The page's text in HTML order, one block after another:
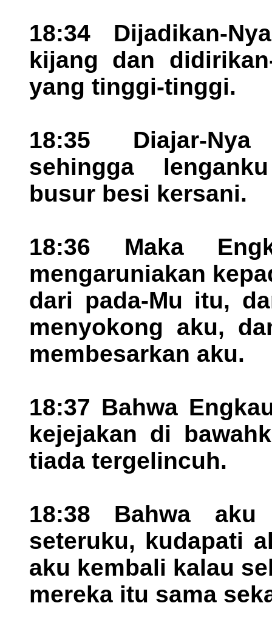
18:34 Dijadikan-
kijang dan
yang tinggi-tinggi.
18:35 Diajar-
sehingga
busur besi kersani.
18:36 Maka
mengaruniakan
dari pada-Mu itu,
menyokong aku,
membesarkan aku.
18:37 Bahwa
kejejakan di
tiada tergelincuh.
18:38 Bahwa
seteruku, kudapati
aku kembali kalau
mereka itu sama